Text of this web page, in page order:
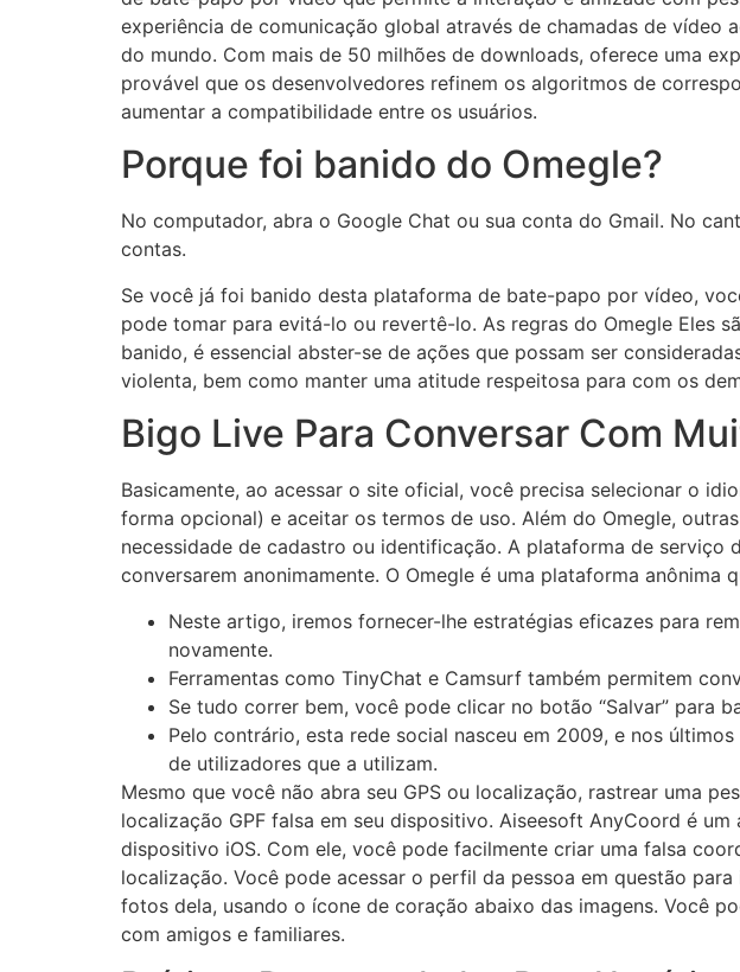
experiência de comunicação global através de chamadas de
do mundo. Com mais de 50 milhões de downloads, oferece uma
provável que os desenvolvedores refinem os algoritmos de
aumentar a compatibilidade entre os usuários.
Porque foi banido do Omegle?
No computador, abra o Google Chat ou sua conta do Gmail. No
contas.
Se você já foi banido desta plataforma de bate-papo por vídeo,
pode tomar para evitá-lo ou revertê-lo. As regras do Omegle Eles
banido, é essencial abster-se de ações que ⁤possam ser
violenta, bem como manter uma atitude respeitosa para com os
Bigo Live Para Conversar Com
Basicamente, ao acessar o site oficial, você precisa selecionar o
forma opcional) e aceitar os termos de uso. Além do Omegle,
necessidade de cadastro ou identificação. A plataforma de
conversarem anonimamente. O Omegle é uma plataforma
Neste artigo, iremos fornecer-lhe estratégias eficazes para
novamente.
Ferramentas como TinyChat e Camsurf também permitem
Se tudo correr bem, você pode clicar no botão “Salvar” para
Pelo contrário, esta rede social nasceu em 2009, e nos
de utilizadores que a utilizam.
Mesmo que você não abra seu GPS ou localização, rastrear uma
localização GPF falsa em seu dispositivo. Aiseesoft AnyCoord é
dispositivo iOS. Com ele, você pode facilmente criar uma falsa
localização. Você pode acessar o perfil da pessoa em questão
fotos dela, usando o ícone de coração abaixo das imagens. Você
com amigos e familiares.